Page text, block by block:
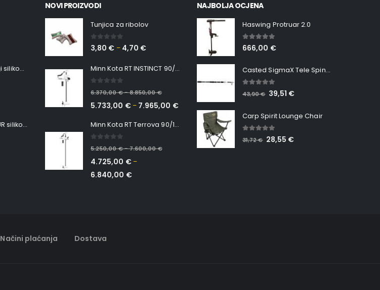
Šetač HOLO srednji silikonska Ribica Belgrade Walker
Šetač srednji NATUR silikonska ribica Belgrade Walker
NOVI PROIZVODI
Tunjica za ribolov
0 out of 5
3,80 € – 4,70 €
Minn Kota RT INSTINCT 90/115 WR QUEST
6.370,00€–8.850,00€
5.733,00 €– 7.965,00 €
Minn Kota RT Terrova 90/115 WR QUEST
5.250,00€–7.600,00€
4.725,00 €–
6.840,00 €
NAJBOLJA OCJENA
Haswing Protruar 2.0
5.00 out of 5
666,00 €
Casted SigmaX Tele Spin, 300cm, 40-80gr
out of 5
43,90€ 39,51 €
Carp Spirit Lounge Chair
out of 5
31,72€ 28,55 €
Načini plaćanja Dostava